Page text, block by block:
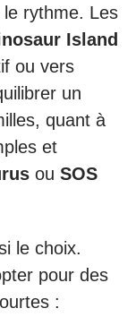
le rythme. Les
Island
ou vers
un
quant à
et
ou SOS
le choix.
pour des
: